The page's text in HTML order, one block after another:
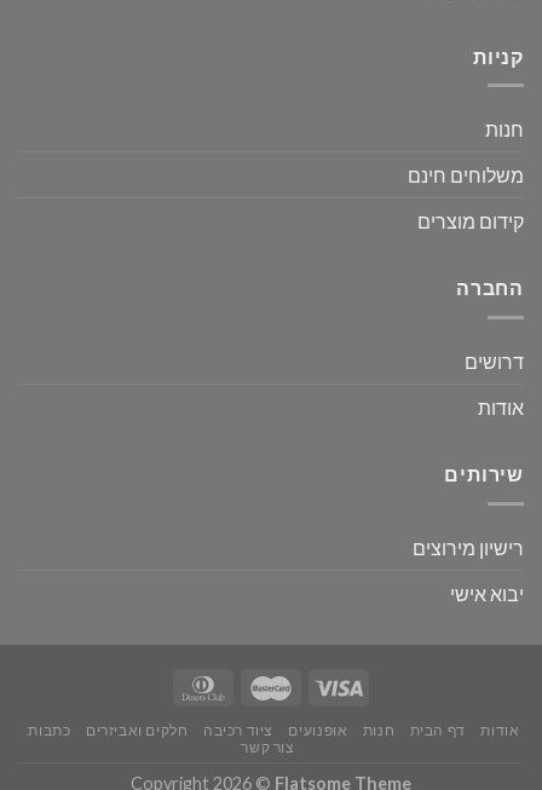
קניות
חנות
משלוחים חינם
קידום מוצרים
החברה
דרושים
אודות
שירותים
רישיון מירוצים
יבוא אישי
אודות דף הבית חנות אופנועים ציוד רכיבה חלקים ואביזרים
כתבות
צור קשר
Copyright 2026 © Flatsome Theme